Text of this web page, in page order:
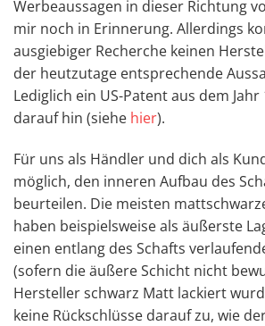
Werbeaussagen in dieser Richtung
mir noch in Erinnerung. Allerdings
ausgiebiger Recherche keinen
der heutzutage entsprechende
Lediglich ein US-Patent aus dem
darauf hin (siehe hier).
Für uns als Händler und dich als
möglich, den inneren Aufbau des
beurteilen. Die meisten
haben beispielsweise als äußerste
einen entlang des Schafts
(sofern die äußere Schicht nicht
Hersteller schwarz Matt lackiert
keine Rückschlüsse darauf zu, wie